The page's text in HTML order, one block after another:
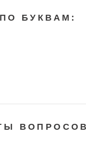
БУКВАМ: